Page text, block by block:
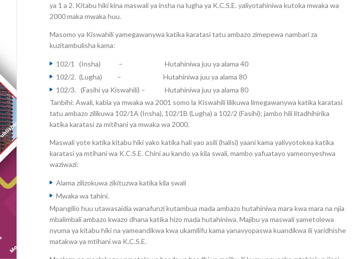
ya 1 a 2. Kitabu hiki kina maswali ya insha na lugha ya K.C.S.E. yaliyotahiniwa kutoka mwaka wa
2000 maka mwaka huu.
Masomo ya Kiswahili yamegawanywa katika karatasi tatu ambazo zimepewa nambari za
kuzitambulisha kama:
102/1 (Insha) – Hutahiniwa juu ya alama 40
102/2. (Lugha) – Hutahiniwa juu ya alama 80
102/3. (Fasihi ya Kiswahili) – Hutahiniwa juu ya alama 80
Tanbihi: Awali, kabla ya mwaka wa 2001 somo la Kiswahili lilikuwa limegawanywa katika karatasi
tatu ambazo zilikuwa 102/1A (Insha), 102/1B (Lugha) a 102/2 (Fasihi); jambo hili litadhihirika
katika karatasi za mitihani ya mwaka wa 2000.
Maswali yote katika kitabu hiki yako katika hali yao asili (halisi) yaani kama yalivyotokea katika
karatasi ya mtihani wa K.C.S.E. Chini au kando ya kila swali, mambo yafuatayo yameonyeshwa
waziwazi:
Alama zilizokuwa zikituzwa katika kila swali
Mwaka wa tahini.
Mpangilio huu utawasaidia wanafunzi kutambua mada ambazo hutahiniwa mara kwa mara na njia
mbalimbali ambazo kwazo dhana katika hizo mada hutahiniwa. Majibu ya maswali yametolewa
nyuma ya kitabu hiki na yameandikwa kwa ukamilifu kama yanavyopaswa kuandikwa ili yaridhishe
matakwa ya mtihani wa K.C.S.E.